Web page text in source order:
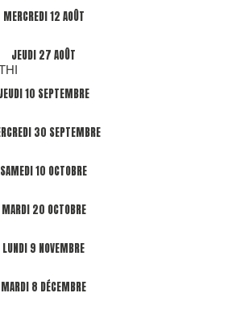
MERCREDI 12 AOÛT
JEUDI 27 AOÛT
10 SEPTEMBRE
30 SEPTEMBRE
SAMEDI 10 OCTOBRE
MARDI 20 OCTOBRE
LUNDI 9 NOVEMBRE
MARDI 8 DÉCEMBRE